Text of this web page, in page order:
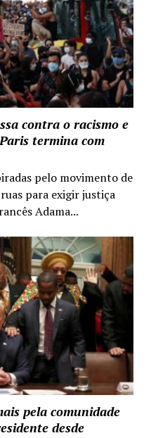
contra o racismo e
termina com
pelo movimento de
para exigir justiça
Adama...
pela comunidade
desde